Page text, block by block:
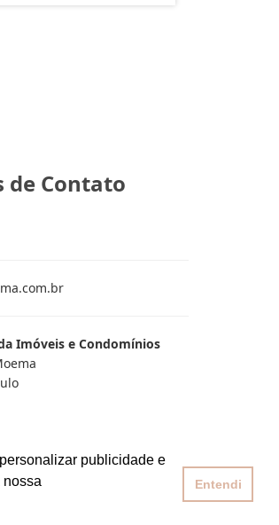
publicidade e
nossa
Entendi
de Contato
Imóveis e Condomínios